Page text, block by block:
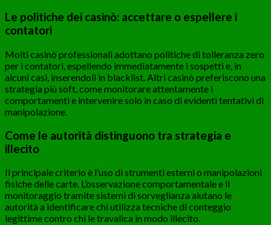
Le politiche dei casinò: accettare o espellere i
contatori
Molti casinò professionali adottano politiche di tolleranza zero
per i contatori, espellendo immediatamente i sospetti e, in
alcuni casi, inserendoli in blacklist. Altri casinò preferiscono una
strategia più soft, come monitorare attentamente i
comportamenti e intervenire solo in caso di evidenti tentativi di
manipolazione.
Come le autorità distinguono tra strategia e
illecito
Il principale criterio è l’uso di strumenti esterni o manipolazioni
fisiche delle carte. L’osservazione comportamentale e il
monitoraggio tramite sistemi di sorveglianza aiutano le
autorità a identificare chi utilizza tecniche di conteggio
legittime contro chi le travalica in modo illecito.